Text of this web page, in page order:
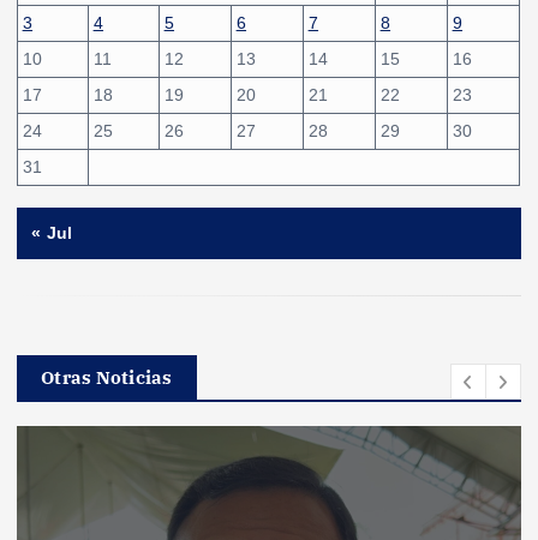
3
4 5 6 7 8
9
10
11 12 13 14 15
16
17
18 19 20 21 22
23
24
25 26 27 28 29
30
31
« Jul
Otras Noticias